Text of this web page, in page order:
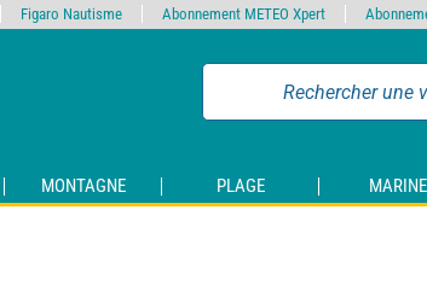
MONTAGNE PLAGE MARINE
Figaro Nautisme Abonnement METEO Xpert